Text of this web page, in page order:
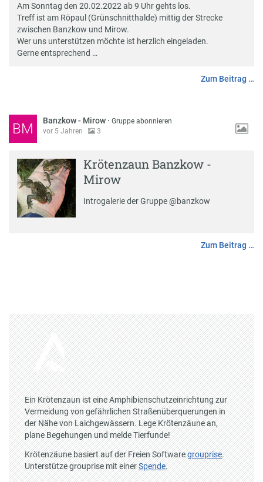
Am Sonntag den 20.02.2022 ab 9 Uhr gehts los.
Treff ist am Röpaul (Grünschnitthalde) mittig der Strecke
zwischen Banzkow und Mirow.
Wer uns unterstützen möchte ist herzlich eingeladen.
Gerne entsprechend …
Zum Beitrag …
BM Banzkow - Mirow ·Gruppe abonnieren
vor 5 Jahren
3
Krötenzaun Banzkow -
Mirow
Introgalerie der Gruppe @banzkow
Zum Beitrag …
Ein Krötenzaun ist eine Amphibienschutzeinrichtung zur
Vermeidung von gefährlichen Straßenüberquerungen in
der Nähe von Laichgewässern. Lege Krötenzäune an,
plane Begehungen und melde Tierfunde!
Krötenzäune basiert auf der Freien Softwaregrouprise.
Unterstütze grouprise mit einerSpende.